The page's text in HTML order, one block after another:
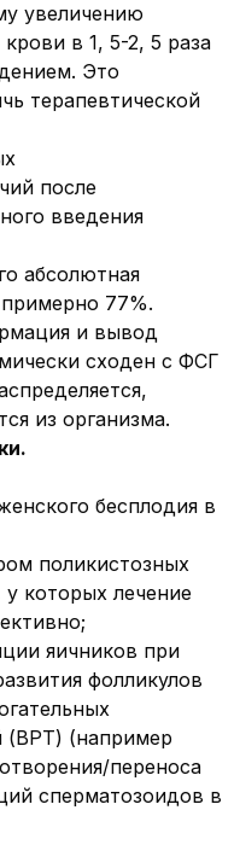
увеличению
в 1, 5-2, 5 раза
Это
терапевтической
после
введения
абсолютная
77%.
и вывод
сходен с ФСГ
из организма.
бесплодия в
поликистозных
которых лечение
яичников при
фолликулов
(ВРТ) (например
переноса
сперматозоидов в